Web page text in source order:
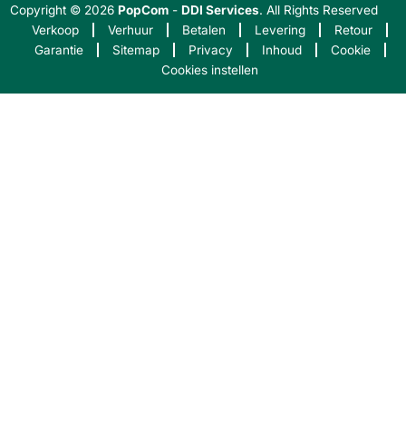
Copyright © 2026PopCom -DDI Services. All Rights Reserved
Verkoop
Verhuur Betalen Levering
Retour
Garantie
Sitemap Privacy Inhoud
Cookie
Cookies instellen